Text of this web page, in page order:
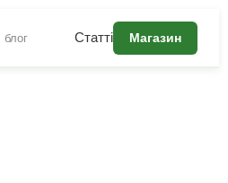
блог Статті Магазин